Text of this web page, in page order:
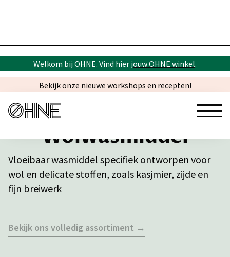
Welkom bij OHNE. Vind hier jouw OHNE winkel.
Bekijk onze nieuwe workshops en recepten!
Wolwasmiddel
Vloeibaar wasmiddel specifiek ontworpen voor
wol en delicate stoffen, zoals kasjmier, zijde en
fijn breiwerk
Bekijk ons volledig assortiment →